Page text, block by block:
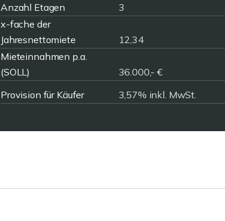
Anzahl Etagen 3
x-fache der
Jahresnettomiete
12,34
Mieteinnahmen p.a.
(SOLL)
36.000,- €
Provision für Käufer
3,57% inkl. MwSt.